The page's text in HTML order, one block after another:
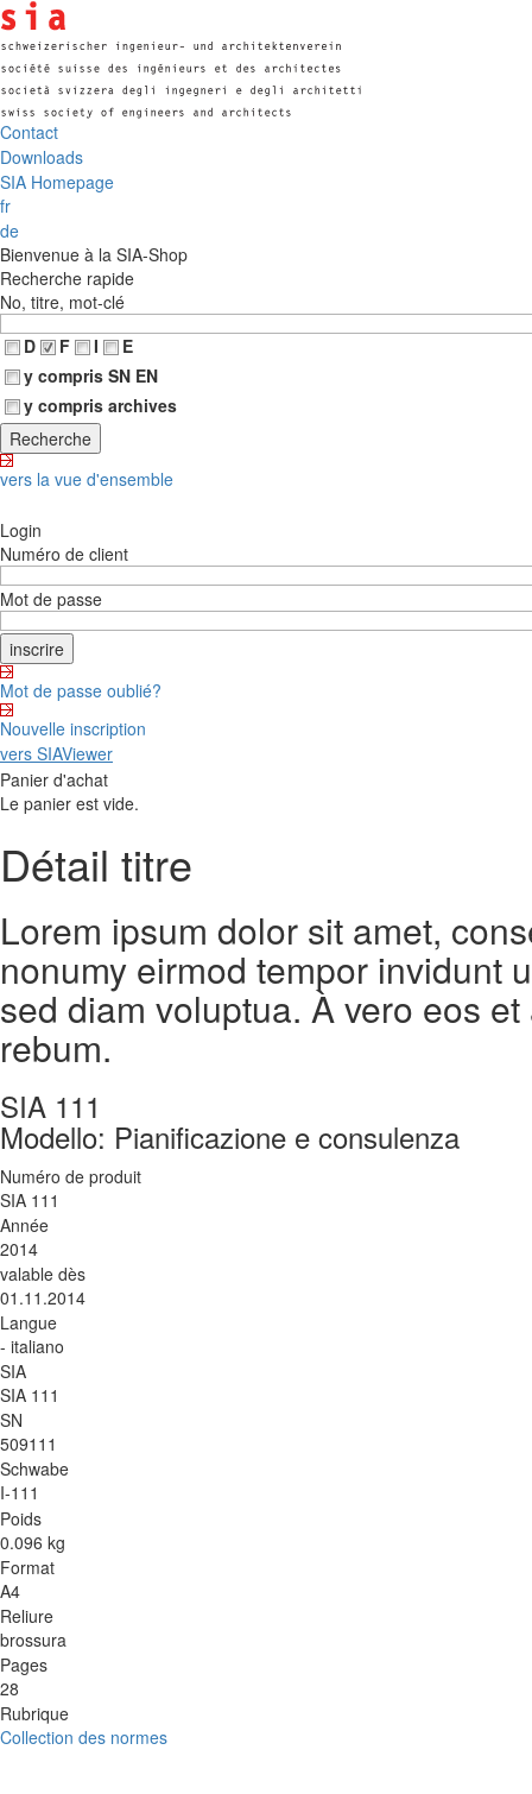
Contact
Downloads
SIA Homepage
fr
de
Bienvenue à la SIA-Shop
Recherche rapide
No, titre, mot-clé
D
F I
E
y compris SN EN
y compris archives
vers la vue d'ensemble
Login
Numéro de client
Mot de passe
Mot de passe oublié?
Nouvelle inscription
vers SIAViewer
Panier d'achat
Le panier est vide.
Détail titre
Lorem ipsum dolor sit amet,
nonumy eirmod tempor invidunt
sed diam voluptua. À vero eos
rebum.
SIA 111
Modello: Pianificazione e consulenza
Numéro de produit
SIA 111
Année
2014
valable dès
01.11.2014
Langue
- italiano
SIA
SIA 111
SN
509111
Schwabe
I-111
Poids
0.096 kg
Format
A4
Reliure
brossura
Pages
28
Rubrique
Collection des normes